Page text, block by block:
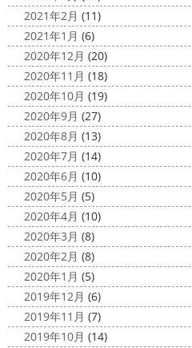
2021年2月 (11)
2021年1月 (6)
2020年12月 (20)
2020年11月 (18)
2020年10月 (19)
2020年9月 (27)
2020年8月 (13)
2020年7月 (14)
2020年6月 (10)
2020年5月 (5)
2020年4月 (10)
2020年3月 (8)
2020年2月 (8)
2020年1月 (5)
2019年12月 (6)
2019年11月 (7)
2019年10月 (14)